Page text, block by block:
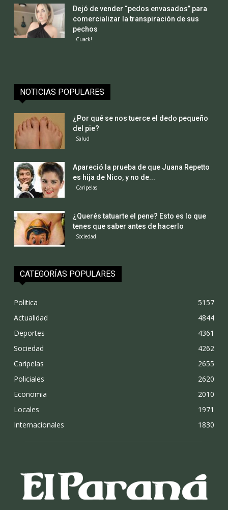
Dejó de vender “pedos envasados” para
comercializar la transpiración de sus
pechos
Cuack!
NOTICIAS POPULARES
¿Por qué se nos tuerce el dedo pequeño
del pie?
Salud
Apareció la prueba de que Juana Repetto
es hija de Nico, y no de...
Caripelas
¿Querés tatuarte el pene? Esto es lo que
tenes que saber antes de hacerlo
Sociedad
CATEGORÍAS POPULARES
Politica
5157
Actualidad
4844
Deportes
4361
Sociedad
4262
Caripelas
2655
Policiales
2620
Economia
2010
Locales
1971
Internacionales
1830